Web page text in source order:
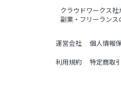
クラウドワークス社
副業・フリーランス
運営会社
利用規約
個人情報
特定商取